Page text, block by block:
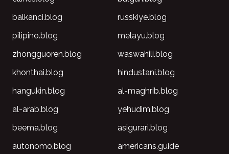
balkanci.blog
russkiye.blog
pilipino.blog
melayu.blog
zhongguoren.blog
waswahili.blog
khonthai.blog
hindustani.blog
hangukin.blog
al-maghrib.blog
al-arab.blog
yehudim.blog
beema.blog
asigurari.blog
autonomo.blog
americans.guide